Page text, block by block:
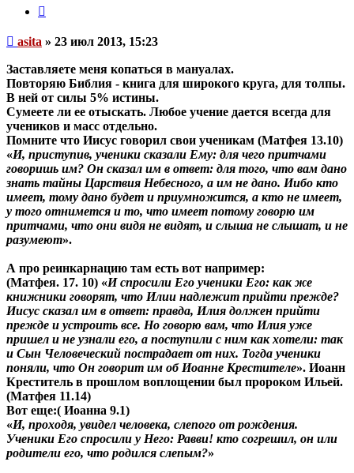
Непрочитанное
asita » 23 июл 2013, 15:23
Заставляете меня копаться в мануалах.
Повторяю Библия - книга для широкого круга, для толпы.
В ней от силы 5% истины.
Сумеете ли ее отыскать. Любое учение дается всегда для
учеников и масс отдельно.
Помните что Иисус говорил свои ученикам (Матфея 13.10)
«И, приступив, ученики сказали Ему: для чего притчами
говоришь им? Он сказал им в ответ: для того, что вам дано
знать тайны Царствия Небесного, а им не дано. Иибо кто
имеет, тому дано будет и приумножится, а кто не имеет,
у того отнимется и то, что имеет потому говорю им
притчами, что они видя не видят, и слыша не слышат, и не
разумеют».
А про реинкарнацию там есть вот например:
(Матфея. 17. 10) «И спросили Его ученики Его: как же
книжники говорят, что Илии надлежит прийти прежде?
Иисус сказал им в ответ: правда, Илия должен прийти
прежде и устроить все. Но говорю вам, что Илия уже
пришел и не узнали его, а поступили с ним как хотели: так
и Сын Человеческий пострадает от них. Тогда ученики
поняли, что Он говорит им об Иоанне Крестителе». Иоанн
Креститель в прошлом воплощении был пророком Ильей.
(Матфея 11.14)
Вот еще:( Иоанна 9.1)
«И, проходя, увидел человека, слепого от рождения.
Ученики Его спросили у Него: Равви! кто согрешил, он или
родители его, что родился слепым?»